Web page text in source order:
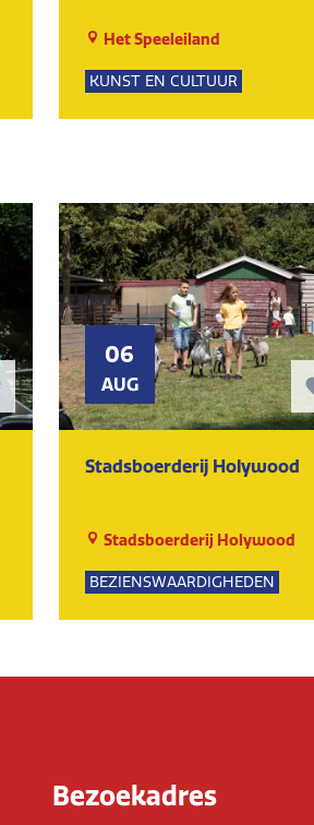
Het Speeleiland
KUNST EN CULTUUR
WORKSHOPS
06
AUG
Stadsboerderij Holywood
Stadsboerderij Holywood
BEZIENSWAARDIGHEDEN
NATUUR
Bezoekadres